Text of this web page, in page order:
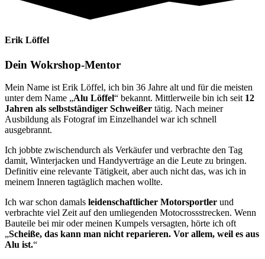
Erik Löffel
Dein Wokrshop-Mentor
Mein Name ist Erik Löffel, ich bin 36 Jahre alt und für die meisten
unter dem Name „Alu Löffel“ bekannt. Mittlerweile bin ich seit 12
Jahren als selbstständiger Schweißer tätig. Nach meiner
Ausbildung als Fotograf im Einzelhandel war ich schnell
ausgebrannt.
Ich jobbte zwischendurch als Verkäufer und verbrachte den Tag
damit, Winterjacken und Handyverträge an die Leute zu bringen.
Definitiv eine relevante Tätigkeit, aber auch nicht das, was ich in
meinem Inneren tagtäglich machen wollte.
Ich war schon damals leidenschaftlicher Motorsportler und
verbrachte viel Zeit auf den umliegenden Motocrossstrecken. Wenn
Bauteile bei mir oder meinen Kumpels versagten, hörte ich oft
„Scheiße, das kann man nicht reparieren. Vor allem, weil es aus
Alu ist.“